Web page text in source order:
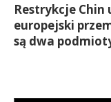
Restrykcje Chin
europejski
są dwa